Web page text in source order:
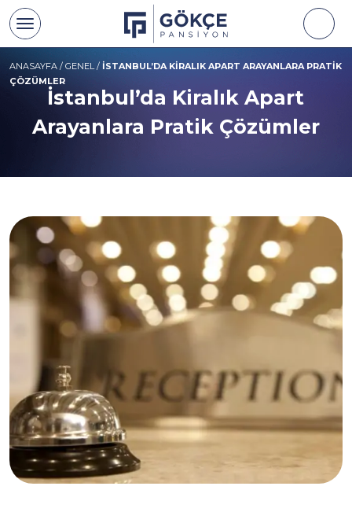
ANASAYFA / GENEL/ İSTANBUL’DA KIRALIK APART ARAYANLARA PRATIK
ÇÖZÜMLER
İstanbul’da Kiralık Apart
Arayanlara Pratik Çözümler